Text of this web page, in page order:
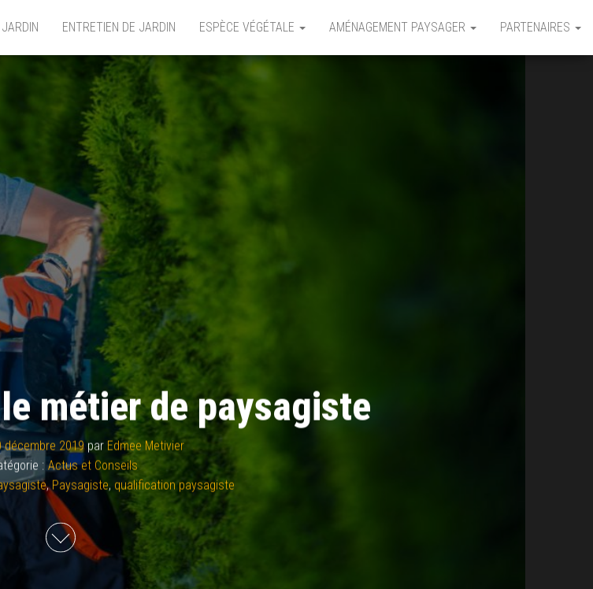
ENTRETIEN DE JARDIN ESPÈCE VÉGÉTALE AMÉNAGEMENT PAYSAGER PARTENAIRES
métier de paysagiste
décembre 2019par Edmee Metivier
: Actus et Conseils
,Paysagiste, qualification paysagiste